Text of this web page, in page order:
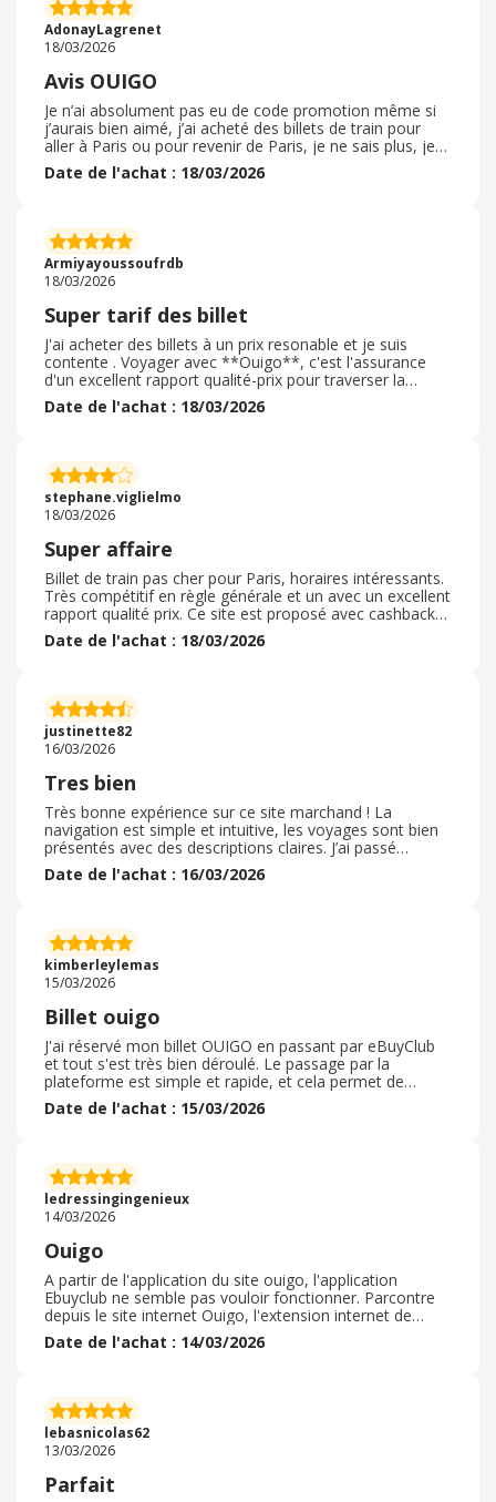
mobilité réduite. Les toilettes sont propres et très
spacieux
AdonayLagrenet
18/03/2026
Avis OUIGO
Je n’ai absolument pas eu de code promotion même si
j’aurais bien aimé, j’ai acheté des billets de train pour
aller à Paris ou pour revenir de Paris, je ne sais plus, je
crois que c’est de Toulouse à Paris, je les ai acheté sur
OUIGO tout s’est bien passé. Le processus de connexion
je reçois rien en retour, par contre je trouve que
minimum 500 caractères c’est beaucoup, il faudrait
raccourcir un petit peu
Date de l'achat : 18/03/2026
Armiyayoussoufrdb
18/03/2026
Super tarif des billet
J'ai acheter des billets à un prix resonable et je suis
contente . Voyager avec **Ouigo**, c'est l'assurance
d'un excellent rapport qualité-prix pour traverser la
France. On apprécie la **simplicité de réservation** et
la ponctualité des rames. Certes, le confort est essentiel,
départs de dernière minute sans se ruiner. Une solution
**pratique, rapide et efficace** qui rend le voyage en
TGV enfin accessible à tous. Une expérience fluide !
Date de l'achat : 18/03/2026
stephane.viglielmo
18/03/2026
Super affaire
Billet de train pas cher pour Paris, horaires intéressants.
Très compétitif en règle générale et un avec un excellent
rapport qualité prix. Ce site est proposé avec cashback
sur ebuyclub. C'est un site que l'on ne présente plus. Il
est possible aussi de réserver d'autres services. Il faut
réserver un billet de train rapidement. Essayer de
planifier votre achat longtemps à l'avance pour avoir des
prix...
Date de l'achat : 18/03/2026
justinette82
16/03/2026
Tres bien
Très bonne expérience sur ce site marchand ! La
navigation est simple et intuitive, les voyages sont bien
présentés avec des descriptions claires. J’ai passé
commande facilement et la réception des billets se fait
en temps et en heure Le service client est également
parfaitement à la description. Je recommande ce site
sans hésiter et je n’hésiterai pas à commander à
nouveau. Merci pour ce service sérieux et efficace
Date de l'achat : 16/03/2026
kimberleylemas
15/03/2026
Billet ouigo
J'ai réservé mon billet OUIGO en passant par eBuyClub
et tout s'est très bien déroulé. Le passage par la
plateforme est simple et rapide, et cela permet de
bénéficier d'un cashback intéressant sur l'achat du billet.
La réservation a été confirmée immédiatement et je n'ai
ses voyages. Je recommande d'utiliser eBuyClub pour ce
type d'achat. Billet acheté pour les vacances d'été le
premier jours de la vente.
Date de l'achat : 15/03/2026
ledressingingenieux
14/03/2026
Ouigo
A partir de l'application du site ouigo, l'application
Ebuyclub ne semble pas vouloir fonctionner. Parcontre
depuis le site internet Ouigo, l'extension internet de
Ebuyclub fonctionne nickel, attention toute fois que
votre boule sur l'extension reste bien verte. Pas de code
casiment immédiat sur le site au niveau du cashback
donc foncer ! Cela permettra de pourvoir réinvestir sur
des prochains voyages en train.
Date de l'achat : 14/03/2026
lebasnicolas62
13/03/2026
Parfait